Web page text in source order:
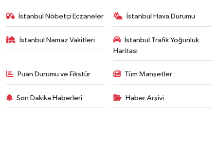
İstanbul Nöbetçi Eczaneler İstanbul Hava Durumu
İstanbul Namaz Vakitleri
İstanbul Trafik Yoğunluk
Haritası
Puan Durumu ve Fikstür Tüm Manşetler
Son Dakika Haberleri Haber Arşivi